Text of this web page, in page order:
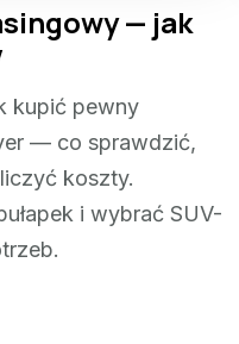
— jak
kupić pewny
— co sprawdzić,
koszty.
i wybrać SUV-